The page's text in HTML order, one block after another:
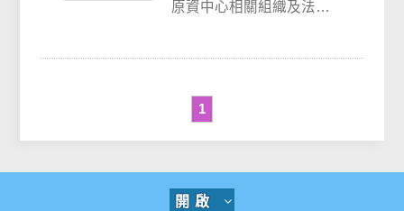
原資中心相關組織及法令
1
開啟